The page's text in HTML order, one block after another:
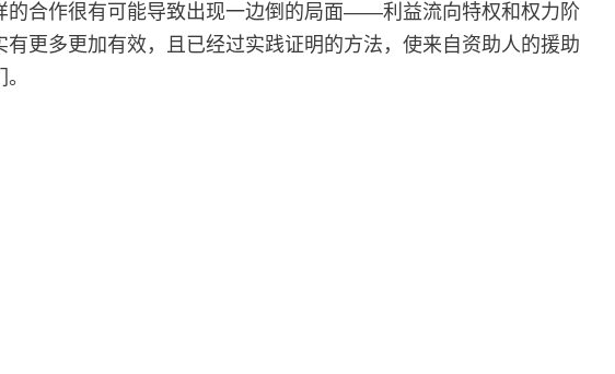
的合作很有可能导致出现一边倒的局面——利益流向特权和权力阶
更多更加有效，且已经过实践证明的方法，使来自资助人的援助